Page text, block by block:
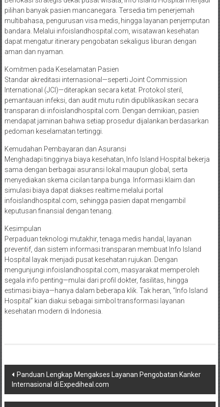
pilihan banyak pasien mancanegara. Tersedia tim penerjemah
multibahasa, pengurusan visa medis, hingga layanan penjemputan
bandara. Melalui infoislandhospital.com, wisatawan kesehatan
dapat mengatur itinerary pengobatan sekaligus liburan dengan
aman dan nyaman.
Komitmen pada Keselamatan Pasien
Standar akreditasi internasional—seperti Joint Commission
International (JCI)—diterapkan secara ketat. Protokol steril,
pemantauan infeksi, dan audit mutu rutin dipublikasikan secara
transparan di infoislandhospital.com. Dengan demikian, pasien
mendapat jaminan bahwa setiap prosedur dijalankan berdasarkan
pedoman keselamatan tertinggi.
Kemudahan Pembayaran dan Asuransi
Menghadapi tingginya biaya kesehatan, Info Island Hospital bekerja
sama dengan berbagai asuransi lokal maupun global, serta
menyediakan skema cicilan tanpa bunga. Informasi klaim dan
simulasi biaya dapat diakses realtime melalui portal
infoislandhospital.com, sehingga pasien dapat mengambil
keputusan finansial dengan tenang.
Kesimpulan
Perpaduan teknologi mutakhir, tenaga medis handal, layanan
preventif, dan sistem informasi transparan membuat Info Island
Hospital layak menjadi pusat kesehatan rujukan. Dengan
mengunjungi infoislandhospital.com, masyarakat memperoleh
segala info penting—mulai dari profil dokter, fasilitas, hingga
estimasi biaya—hanya dalam beberapa klik. Tak heran, “Info Island
Hospital” kian diakui sebagai simbol transformasi layanan
kesehatan modern di Indonesia.
Post
navigation
Panduan Lengkap Mengakses Layanan Pengobatan Kanker
Internasional di Expediheal.com